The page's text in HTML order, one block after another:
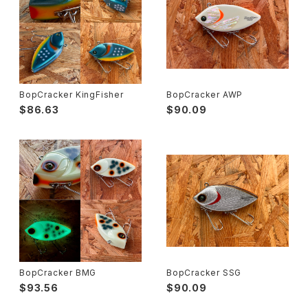
BopCracker KingFisher
$86.63
BopCracker AWP
$90.09
BopCracker BMG
$93.56
BopCracker SSG
$90.09